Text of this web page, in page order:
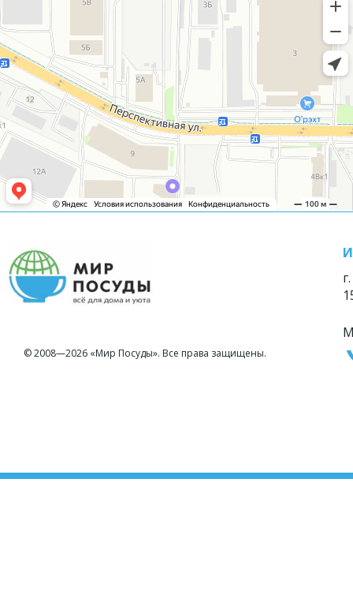
© 2008—2026 «Мир Посуды». Все права защищены.